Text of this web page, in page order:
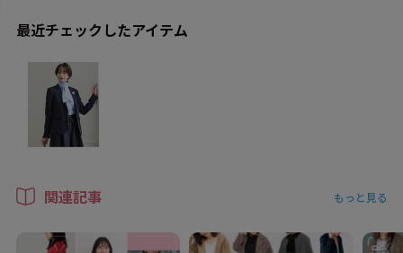
最近チェックしたアイテム
関連記事 もっと見る